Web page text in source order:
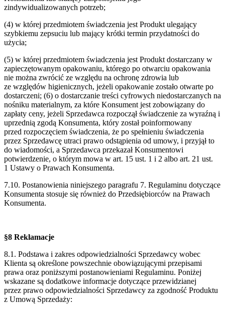
zindywidualizowanych potrzeb;
(4) w której przedmiotem świadczenia jest Produkt ulegający
szybkiemu zepsuciu lub mający krótki termin przydatności do
użycia;
(5) w której przedmiotem świadczenia jest Produkt dostarczany w
zapieczętowanym opakowaniu, którego po otwarciu opakowania
nie można zwrócić ze względu na ochronę zdrowia lub
ze względów higienicznych, jeżeli opakowanie zostało otwarte po
dostarczeni; (6) o dostarczanie treści cyfrowych niedostarczanych na
nośniku materialnym, za które Konsument jest zobowiązany do
zapłaty ceny, jeżeli Sprzedawca rozpoczął świadczenie za wyraźną i
uprzednią zgodą Konsumenta, który został poinformowany
przed rozpoczęciem świadczenia, że po spełnieniu świadczenia
przez Sprzedawcę utraci prawo odstąpienia od umowy, i przyjął to
do wiadomości, a Sprzedawca przekazałKonsumentowi
potwierdzenie, o którym mowa w art. 15 ust. 1 i 2 albo art. 21 ust.
1 Ustawy o Prawach Konsumenta.
7.10. Postanowienia niniejszego paragrafu 7. Regulaminu dotyczące
Konsumenta stosuje się również do Przedsiębiorców na Prawach
Konsumenta.
§8 Reklamacje
8.1. Podstawa i zakres odpowiedzialności Sprzedawcy wobec
Klienta są określone powszechnie obowiązującymi przepisami
prawa oraz poniższymi postanowieniami Regulaminu. Poniżej
wskazane są dodatkowe informacje dotyczące przewidzianej
przez prawo odpowiedzialności Sprzedawcy za zgodność Produktu
z Umową Sprzedaży: